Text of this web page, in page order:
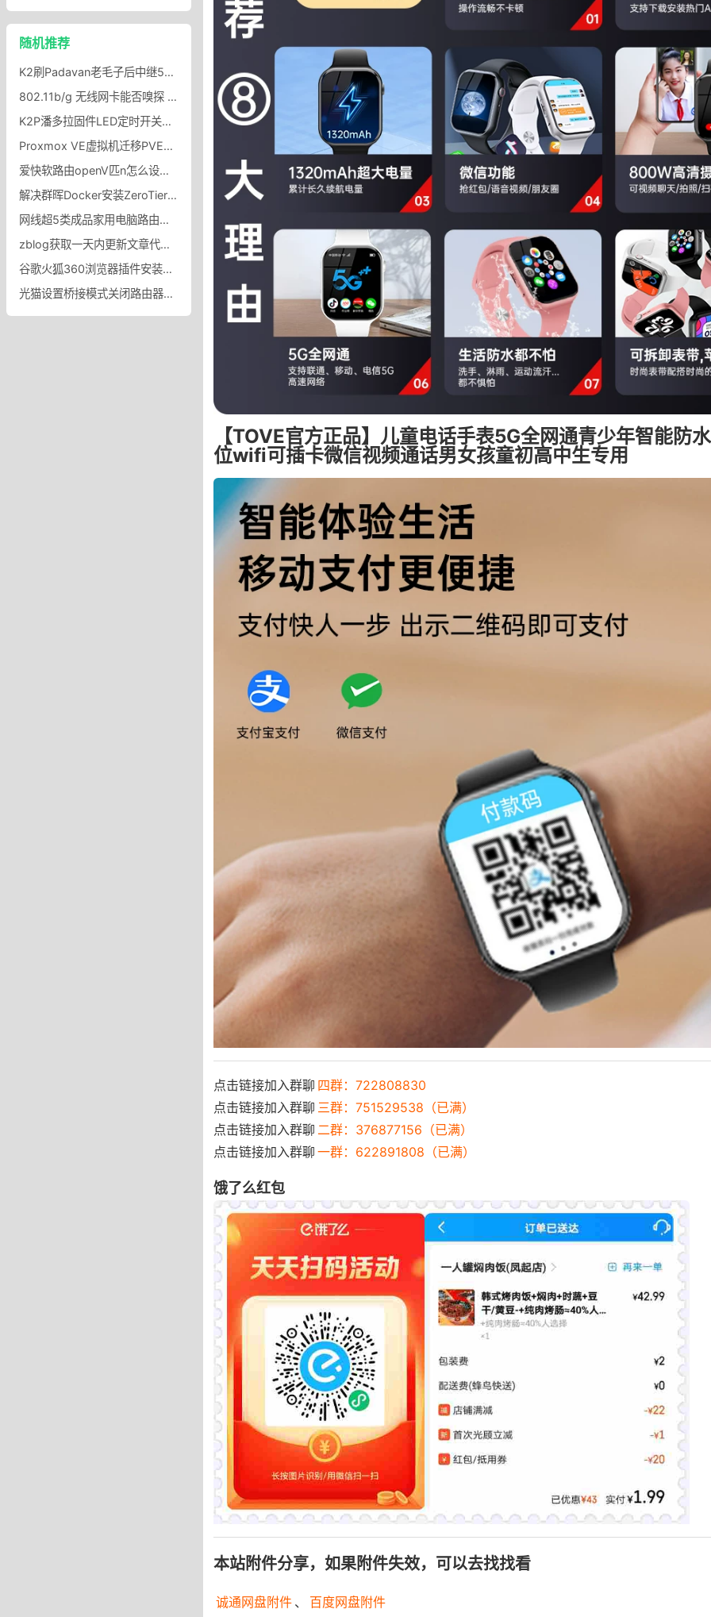
随机推荐
K2刷Padavan老毛子后中继5G搜索不到问题的解决步骤
802.11b/g 无线网卡能否嗅探 802.11n 流量？
K2P潘多拉固件LED定时开关插件_Padavan固件永久修改LED灯颜色命令
Proxmox VE虚拟机迁移PVE下将虚拟机或LXC容器复制到另一台PVE主机
爱快软路由openV匹n怎么设置，openV匹n设置教程
解决群晖Docker安装ZeroTier后重启失效的问题
网线超5类成品家用电脑路由器交换机宽带连接跳线_ENJOYLINK欢联旗舰店
zblog获取一天内更新文章代码获取网站24小时发布的文章方法
谷歌火狐360浏览器插件安装包导出方法浏览器放插件在哪个文件夹
光猫设置桥接模式关闭路由器功能开启桥接模式_光猫超级管理员账号
【TOVE官方正品】儿童电话手表5G全网通青少年智能防
位wifi可插卡微信视频通话男女孩童初高中生专用
点击链接加入群聊 四群：722808830
点击链接加入群聊 三群：751529538（已满）
点击链接加入群聊 二群：376877156（已满）
点击链接加入群聊 一群：622891808（已满）
饿了么红包
本站附件分享，如果附件失效，可以去找找看
诚通网盘附件 、 百度网盘附件